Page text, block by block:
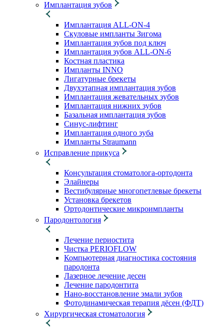
Имплантация зубов
Имплантация ALL-ON-4
Скуловые импланты Зигома
Имплантация зубов под ключ
Имплантация зубов ALL-ON-6
Костная пластика
Импланты INNO
Лигатурные брекеты
Двухэтапная имплантация зубов
Имплантация жевательных зубов
Имплантация нижних зубов
Базальная имплантация зубов
Синус-лифтинг
Имплантация одного зуба
Импланты Straumann
Исправление прикуса
Консультация стоматолога-ортодонта
Элайнеры
Вестибулярные многопетлевые брекеты
Установка брекетов
Ортодонтические микроимпланты
Пародонтология
Лечение периостита
Чистка PERIOFLOW
Компьютерная диагностика состояния
пародонта
Лазерное лечение десен
Лечение пародонтита
Нано-восстановление эмали зубов
Фотодинамическая терапия дёсен (ФДТ)
Хирургическая стоматология